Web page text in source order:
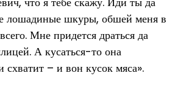
лошадиные шкуры, обшей меня в
Мне придется драться да
А кусаться-то она
схватит – и вон кусок мяса».